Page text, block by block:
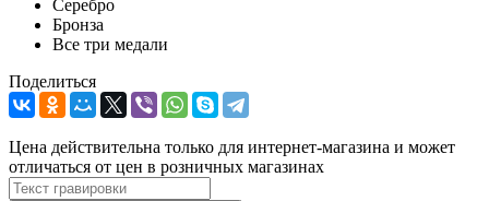
Серебро
Бронза
Все три медали
Поделиться
Цена действительна только для интернет-магазина и может
отличаться от цен в розничных магазинах